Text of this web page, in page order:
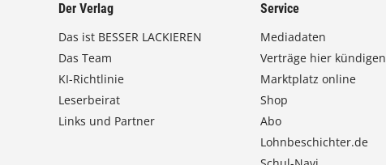
Der Verlag
Das ist BESSER LACKIEREN
Das Team
KI-Richtlinie
Leserbeirat
Links und Partner
Service
Mediadaten
Verträge hier kündigen
Marktplatz online
Shop
Abo
Lohnbeschichter.de